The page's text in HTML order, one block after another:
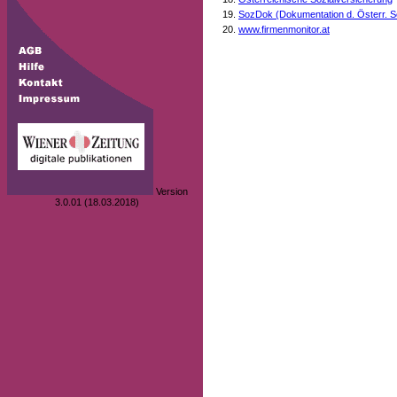
Version
3.0.01 (18.03.2018)
SozDok (Dokumentation d. Österr.
www.firmenmonitor.at